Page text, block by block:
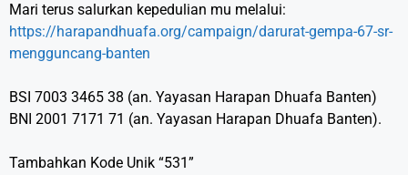
Mari terus salurkan kepedulian mu melalui:
https://harapandhuafa.org/campaign/darurat-gempa-67-sr-
mengguncang-banten
BSI 7003 3465 38 (an. Yayasan Harapan Dhuafa Banten)
BNI 2001 7171 71 (an. Yayasan Harapan Dhuafa Banten).
Tambahkan Kode Unik “531”